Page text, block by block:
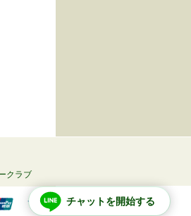
チャットを開始する
クラブ